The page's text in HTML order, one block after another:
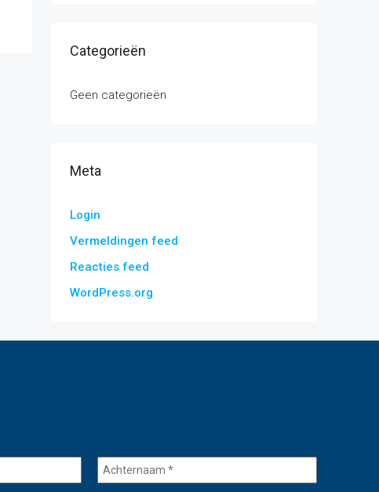
Categorieën
Geen categorieën
Meta
Login
Vermeldingen feed
Reacties feed
WordPress.org
Achternaam